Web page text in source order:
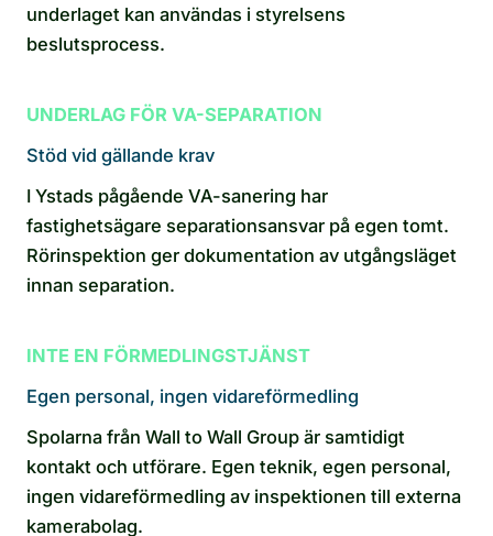
underlaget kan användas i styrelsens
beslutsprocess.
UNDERLAG FÖR VA-SEPARATION
Stöd vid gällande krav
I Ystads pågående VA-sanering har
fastighetsägare separationsansvar på egen tomt.
Rörinspektion ger dokumentation av utgångsläget
innan separation.
INTE EN FÖRMEDLINGSTJÄNST
Egen personal, ingen vidareförmedling
Spolarna från Wall to Wall Group är samtidigt
kontakt och utförare. Egen teknik, egen personal,
ingen vidareförmedling av inspektionen till externa
kamerabolag.